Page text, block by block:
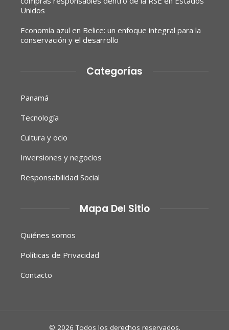
Unidos
Economía azul en Belice: un enfoque integral para la
conservación y el desarrollo
Categorías
Panamá
Tecnología
Cultura y ocio
Inversiones y negocios
Responsabilidad Social
Mapa Del Sitio
Quiénes somos
Políticas de Privacidad
Contacto
© 2026 Todos los derechos reservados.